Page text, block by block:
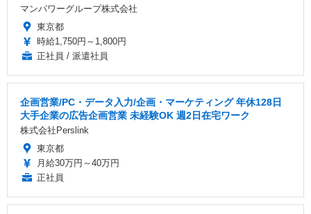
マンパワーグループ株式会社
東京都
時給1,750円～1,800円
正社員 / 派遣社員
企画営業/PC・データ入力/企画・マーケティング 年休128日
大手企業の広告企画営業 未経験OK 週2日在宅ワーク
株式会社Perslink
東京都
月給30万円～40万円
正社員